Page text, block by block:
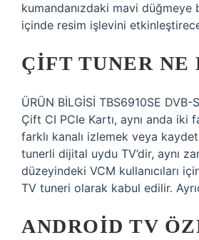
kumandanızdaki mavi düğmeye
içinde resim işlevini
ÇIFT TUNER NE
ÜRÜN BİLGİSİ TBS6910SE
Çift CI PCIe Kartı, aynı anda iki
farklı kanalı izlemek veya
tunerli dijital uydu TV’dir, aynı
düzeyindeki VCM kullanıcıları
TV tuneri olarak kabul edilir.
ANDROID TV